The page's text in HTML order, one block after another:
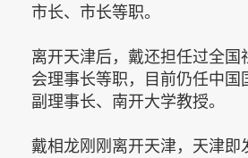
市长、市长等职。
离开天津后，戴还担任过全国
会理事长等职，目前仍任中国
副理事长、南开大学教授。
戴相龙刚刚离开天津，天津即